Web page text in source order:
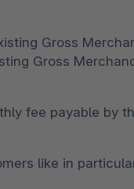
Gross
Gross
fee payable by
like in